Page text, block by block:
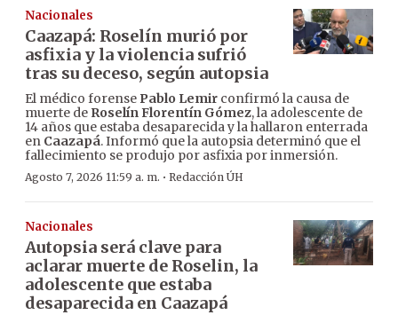
Nacionales
Caazapá: Roselín murió por
asfixia y la violencia sufrió
tras su deceso, según autopsia
El médico forense Pablo Lemir confirmó la causa de
muerte de Roselín Florentín Gómez, la adolescente de
14 años que estaba desaparecida y la hallaron enterrada
en Caazapá. Informó que la autopsia determinó que el
fallecimiento se produjo por asfixia por inmersión.
Agosto 7, 2026 11:59 a. m. · Redacción ÚH
Nacionales
Autopsia será clave para
aclarar muerte de Roselin, la
adolescente que estaba
desaparecida en Caazapá